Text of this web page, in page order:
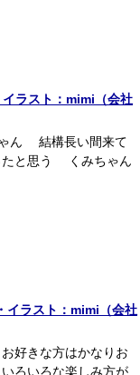
ラスト：mimi（会社
ん 結構長い間来て
たと思う くみちゃん
ラスト：mimi（会社
好きな方はかなりお
ろいろな楽しみ方が